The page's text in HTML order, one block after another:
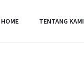
HOME TENTANG KAMI